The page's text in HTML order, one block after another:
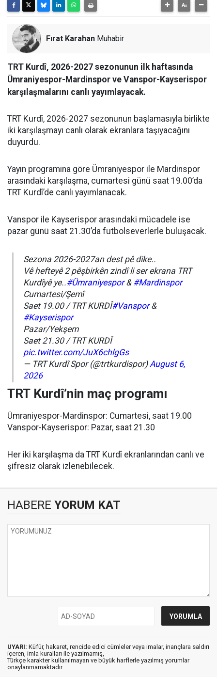
Fırat Karahan Muhabir
TRT Kurdî, 2026-2027 sezonunun ilk haftasında
Ümraniyespor-Mardinspor ve Vanspor-Kayserispor
karşılaşmalarını canlı yayımlayacak.
TRT Kurdî, 2026-2027 sezonunun başlamasıyla birlikte
iki karşılaşmayı canlı olarak ekranlara taşıyacağını
duyurdu.
Yayın programına göre Ümraniyespor ile Mardinspor
arasındaki karşılaşma, cumartesi günü saat 19.00’da
TRT Kurdî’de canlı yayımlanacak.
Vanspor ile Kayserispor arasındaki mücadele ise
pazar günü saat 21.30’da futbolseverlerle buluşacak.
Sezona 2026-2027an dest pê dike..
Vê hefteyê 2 pêşbirkên zindî li ser ekrana TRT
Kurdîyê ye..#Ümraniyespor& #Mardinspor
Cumartesi/Şemî
Saet 19.00 / TRT KURDÎ#Vanspor&
#Kayserispor
Pazar/Yekşem
Saet 21.30 / TRT KURDÎ
pic.twitter.com/JuX6chlgGs
— TRT Kurdî Spor (@trtkurdispor)August 6,
2026
TRT Kurdî’nin maç programı
Ümraniyespor-Mardinspor: Cumartesi, saat 19.00
Vanspor-Kayserispor: Pazar, saat 21.30
Her iki karşılaşma da TRT Kurdî ekranlarından canlı ve
şifresiz olarak izlenebilecek.
HABERE YORUM KAT
UYARI: Küfür, hakaret, rencide edici cümleler veya imalar, inançlara saldırı
içeren, imla kuralları ile yazılmamış,
Türkçe karakter kullanılmayan ve büyük harflerle yazılmış yorumlar
onaylanmamaktadır.